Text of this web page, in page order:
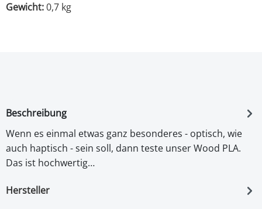
Gewicht:0,7 kg
Beschreibung
Wenn es einmal etwas ganz besonderes - optisch, wie
auch haptisch - sein soll, dann teste unser Wood PLA.
Das ist hochwertig…
Hersteller